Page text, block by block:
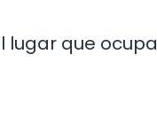
lugar que ocupa